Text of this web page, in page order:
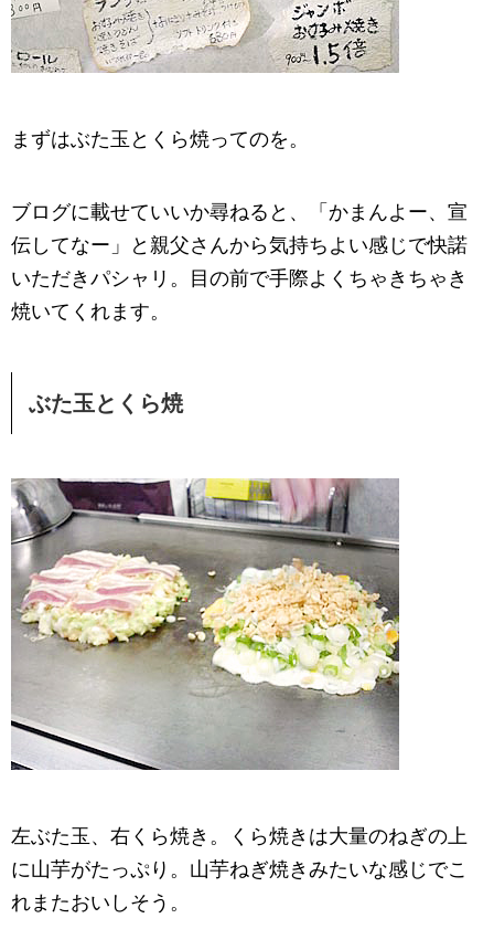
まずはぶた玉とくら焼ってのを。
ブログに載せていいか尋ねると、「かまんよー、宣
伝してなー」と親父さんから気持ちよい感じで快諾
いただきパシャリ。目の前で手際よくちゃきちゃき
焼いてくれます。
ぶた玉とくら焼
左ぶた玉、右くら焼き。くら焼きは大量のねぎの上
に山芋がたっぷり。山芋ねぎ焼きみたいな感じでこ
れまたおいしそう。